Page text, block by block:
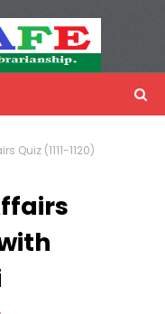
Quiz (1111-1120)